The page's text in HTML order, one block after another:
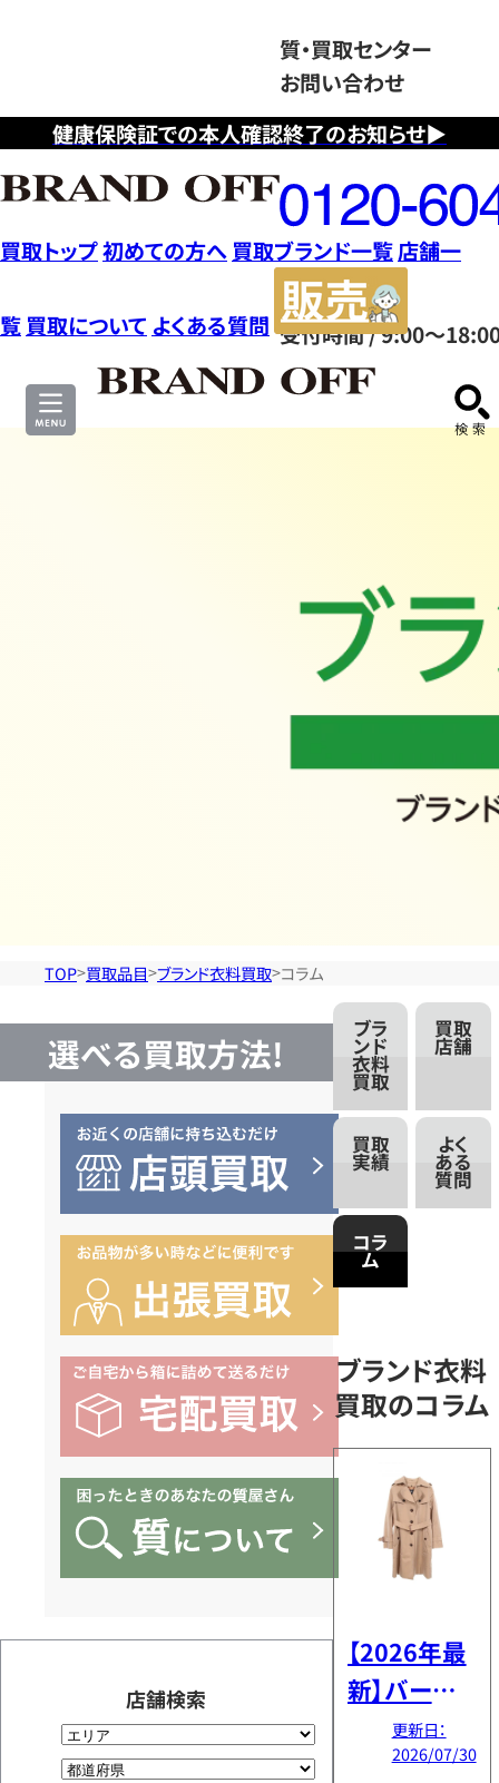
健康保険証での本人確認終了のお知らせ▶
質・買取センター
お問い合わせ
フ
リ
ー
ダ
イ
ヤ
ル
0120604117
受付時間 / 9:00～
買取トップ初めての方へ 買取ブランド一覧店舗一
覧 買取について よくある質問
サ
の
コ
TOP 買取品目 ブランド衣料買取 コラム
選べる買取方法!
店舗検索
ブラ
ンド
衣料
買取
買取
店舗
買取
実績
よく
ある
質問
コラ
ム
ブランド衣料
買取のコラム
【2026年最
新】バーバ
リーコート
の買取相
更新日：
2026/07/30